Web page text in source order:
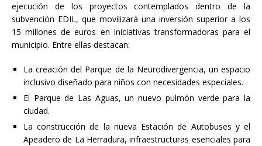
ejecución de los proyectos contemplados dentro de la
subvención EDIL, que movilizará una inversión superior a los
15 millones de euros en iniciativas transformadoras para el
municipio. Entre ellas destacan:
La creación del Parque de la Neurodivergencia, un espacio
inclusivo diseñado para niños con necesidades especiales.
El Parque de Las Aguas, un nuevo pulmón verde para la
ciudad.
La construcción de la nueva Estación de Autobuses y el
Apeadero de La Herradura, infraestructuras esenciales para